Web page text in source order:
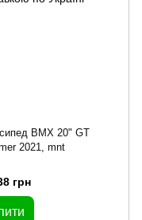
BMX 20" GT
2021, mnt
грн